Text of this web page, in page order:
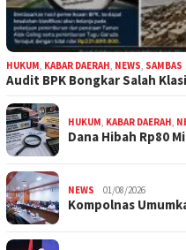
HUKUM KABAR DAERAH NEWS SAMBAS
Audit BPK Bongkar Salah
HUKUM KABAR DAERAH
Dana Hibah Rp80
NEWS 01/08/2026
Kompolnas